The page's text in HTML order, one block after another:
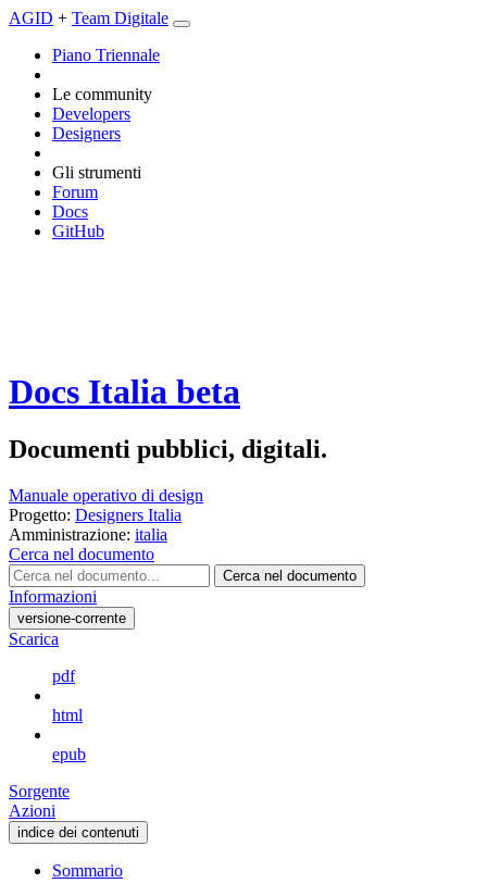
AGID + Team Digitale
Piano Triennale
Le community
Developers
Designers
Gli strumenti
Forum
Docs
GitHub
Docs Italia beta
Documenti pubblici, digitali.
Manuale operativo di design
Progetto: Designers Italia
Amministrazione: italia
Cerca nel documento
Cerca nel documento
Informazioni
versione-corrente
Scarica
pdf
html
epub
Sorgente
Azioni
indice dei contenuti
Sommario